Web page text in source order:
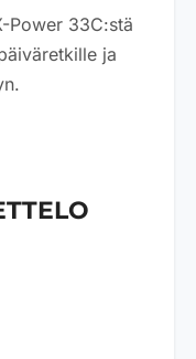
Power 33C:stä
ja